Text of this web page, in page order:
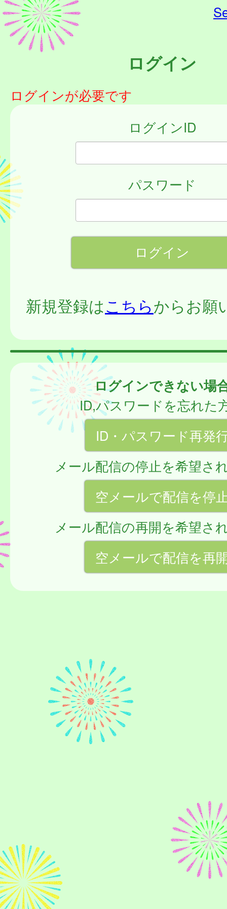
ログイン
ログインが必要です
ログインID
パスワード
新規登録はこちらからお願
ログインできない場
ID,パスワードを忘れた
ID・パスワード再発
メール配信の停止を希望さ
空メールで配信を停
メール配信の再開を希望さ
空メールで配信を再